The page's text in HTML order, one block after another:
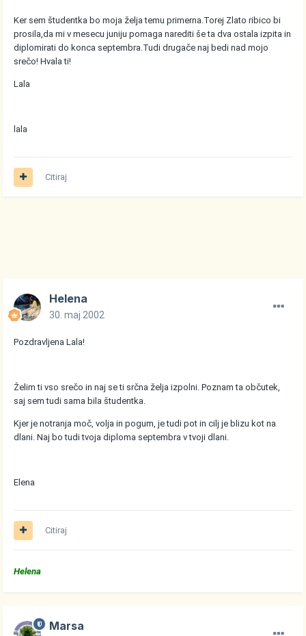
Ker sem študentka bo moja želja temu primerna.Torej Zlato ribico bi
prosila,da mi v mesecu juniju pomaga narediti še ta dva ostala izpita in
diplomirati do konca septembra.Tudi drugače naj bedi nad mojo
srečo! Hvala ti!
Lala
lala
Citiraj
Helena
30. maj 2002
Pozdravljena Lala!
Želim ti vso srečo in naj se ti srčna želja izpolni. Poznam ta občutek,
saj sem tudi sama bila študentka.
Kjer je notranja moč, volja in pogum, je tudi pot in cilj je blizu kot na
dlani. Naj bo tudi tvoja diploma septembra v tvoji dlani.
Elena
Citiraj
Helena
Marsa